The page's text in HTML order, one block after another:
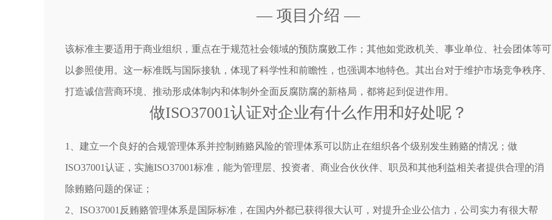
— 项目介绍 —
该标准主要适用于商业组织，重点在于规范社会领域的预防腐败工作；其他如党政机关、事业单位、社会团体等可
以参照使用。这一标准既与国际接轨，体现了科学性和前瞻性，也强调本地特色。其出台对于维护市场竞争秩序、
打造诚信营商环境、推动形成体制内和体制外全面反腐防腐的新格局，都将起到促进作用。
做ISO37001认证对企业有什么作用和好处呢？
1、建立一个良好的合规管理体系并控制贿赂风险的管理体系可以防止在组织各个级别发生贿赂的情况；做
ISO37001认证，实施ISO37001标准，能为管理层、投资者、商业合伙伙伴、职员和其他利益相关者提供合理的消
除贿赂问题的保证；
2、ISO37001反贿赂管理体系是国际标准，在国内外都已获得很大认可，对提升企业公信力，公司实力有很大帮